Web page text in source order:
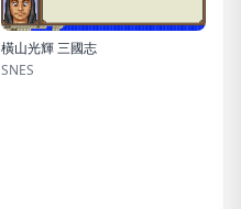
橫山光輝 三國志
SNES